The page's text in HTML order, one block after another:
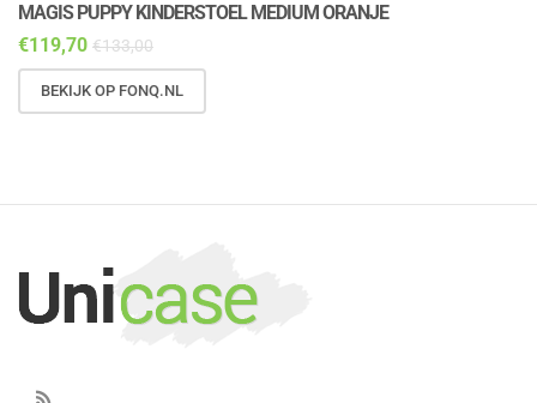
MAGIS PUPPY KINDERSTOEL MEDIUM ORANJE
€119,70 €133,00
BEKIJK OP FONQ.NL